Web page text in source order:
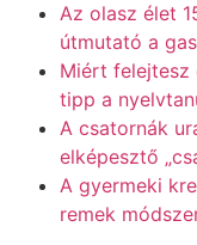
Az olasz élet
útmutató a
Miért felejtesz
tipp a
A csatornák
elképesztő
A gyermeki
remek